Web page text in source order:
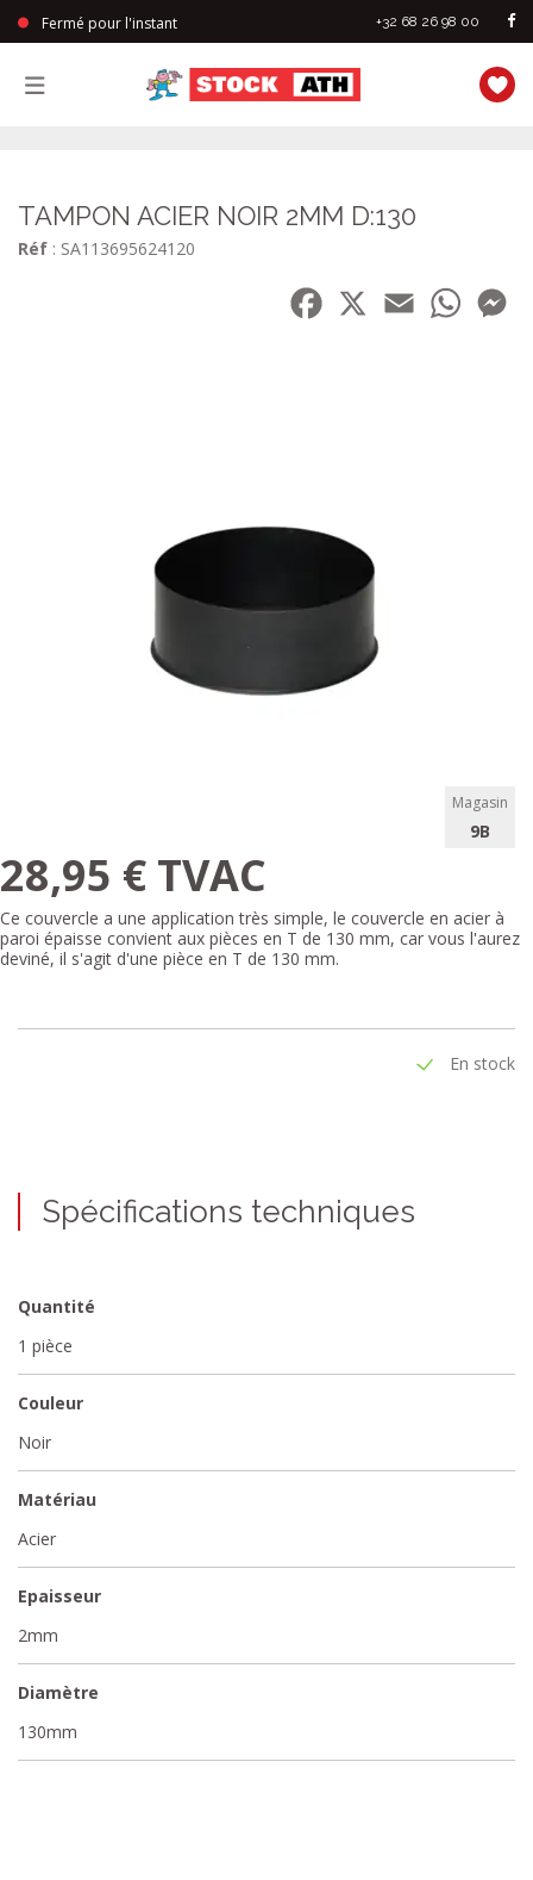
Fermé pour l'instant +32 68 26 98 00
TAMPON ACIER NOIR 2MM D:130
Réf : SA113695624120
Facebook
Email
Magasin
9B
28,95 € TVAC
Ce couvercle a une application très simple, le couvercle en acier à
paroi épaisse convient aux pièces en T de 130 mm, car vous l'aurez
deviné, il s'agit d'une pièce en T de 130 mm.
En stock
Spécifications techniques
Quantité
1 pièce
Couleur
Noir
Matériau
Acier
Epaisseur
2mm
Diamètre
130mm